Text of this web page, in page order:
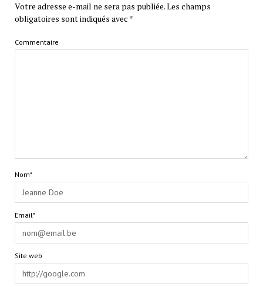
Votre adresse e-mail ne sera pas publiée.Les champs
obligatoires sont indiqués avec *
Commentaire
Nom*
Email*
Site web